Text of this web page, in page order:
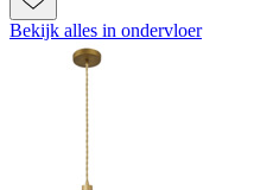
Bekijk alles in ondervloer